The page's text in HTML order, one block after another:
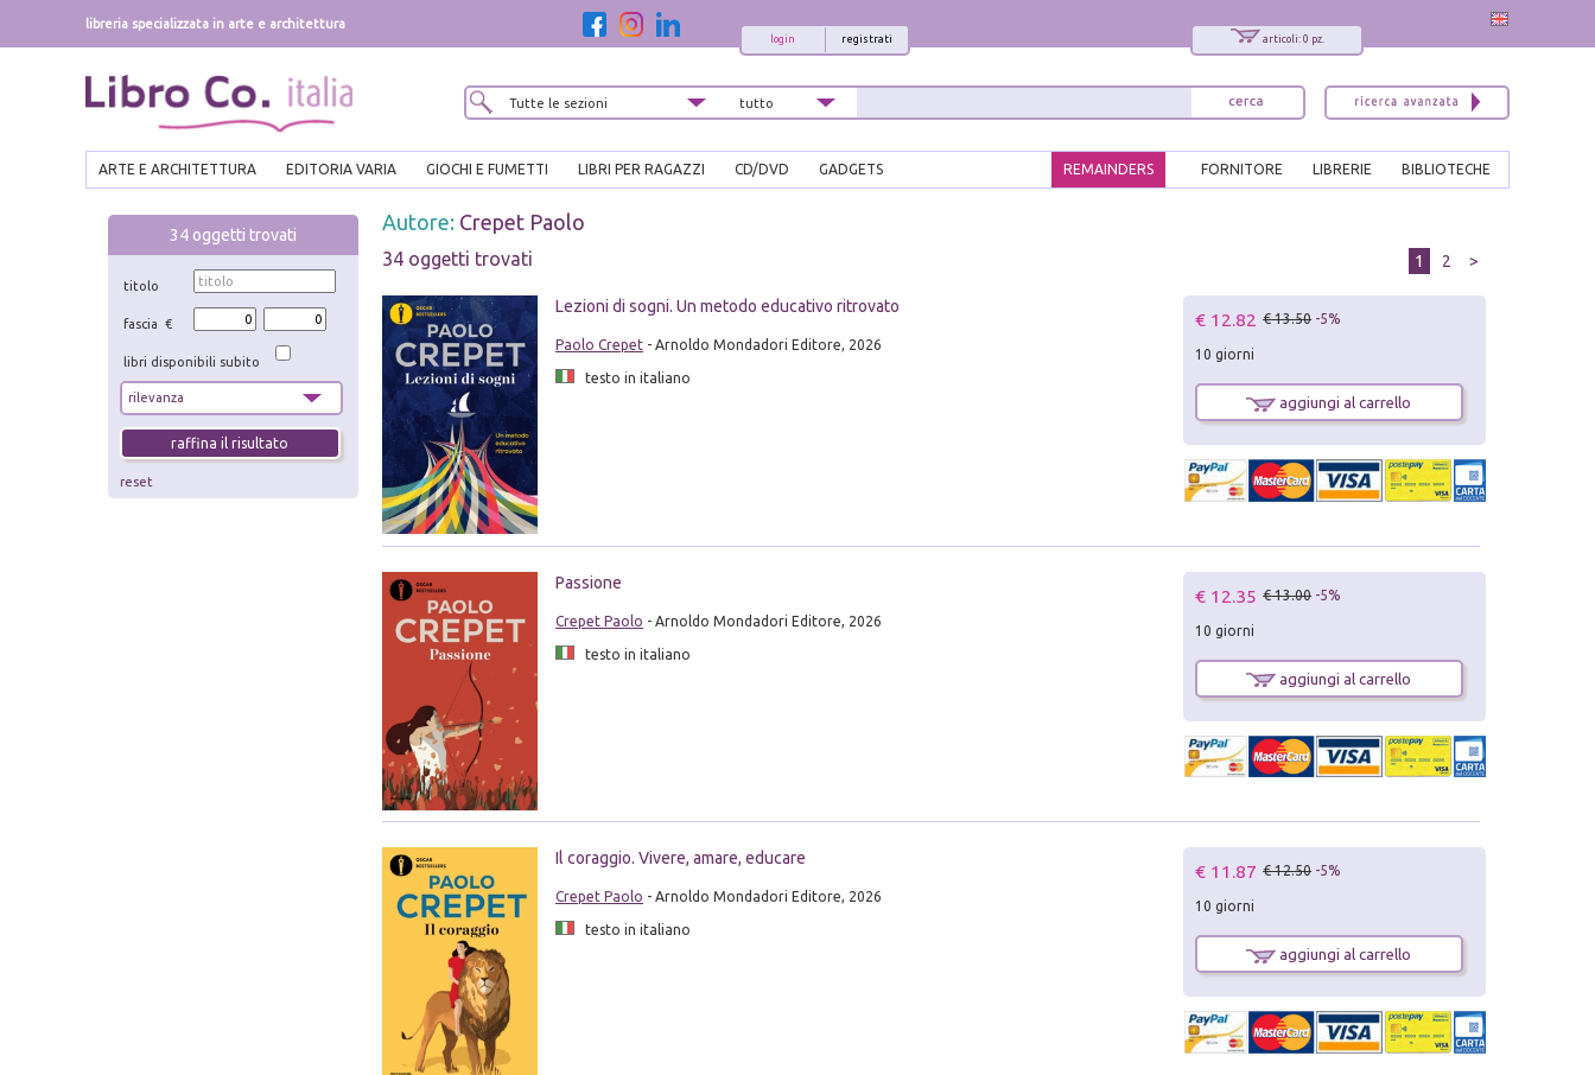
libreria specializzata in arte e architettura
articoli: 0 pz.
registrati
login
ARTE E ARCHITETTURA EDITORIA VARIA GIOCHI E FUMETTI LIBRI PER RAGAZZI CD/DVD GADGETS BIBLIOTECHE
LIBRERIE
FORNITORE
REMAINDERS
34 oggetti trovati
titolo
fascia €
libri disponibili subito
reset
Autore: Crepet Paolo
34 oggetti trovati 1 2 >
Lezioni di sogni. Un metodo educativo ritrovato
Paolo Crepet- Arnoldo Mondadori Editore, 2026
testo in italiano
€ 12.82 € 13.50 -5%
10 giorni
aggiungi al carrello
Passione
Crepet Paolo - Arnoldo Mondadori Editore, 2026
testo in italiano
€ 12.35 € 13.00 -5%
10 giorni
aggiungi al carrello
Il coraggio. Vivere, amare, educare
Crepet Paolo - Arnoldo Mondadori Editore, 2026
testo in italiano
€ 11.87 € 12.50 -5%
10 giorni
aggiungi al carrello